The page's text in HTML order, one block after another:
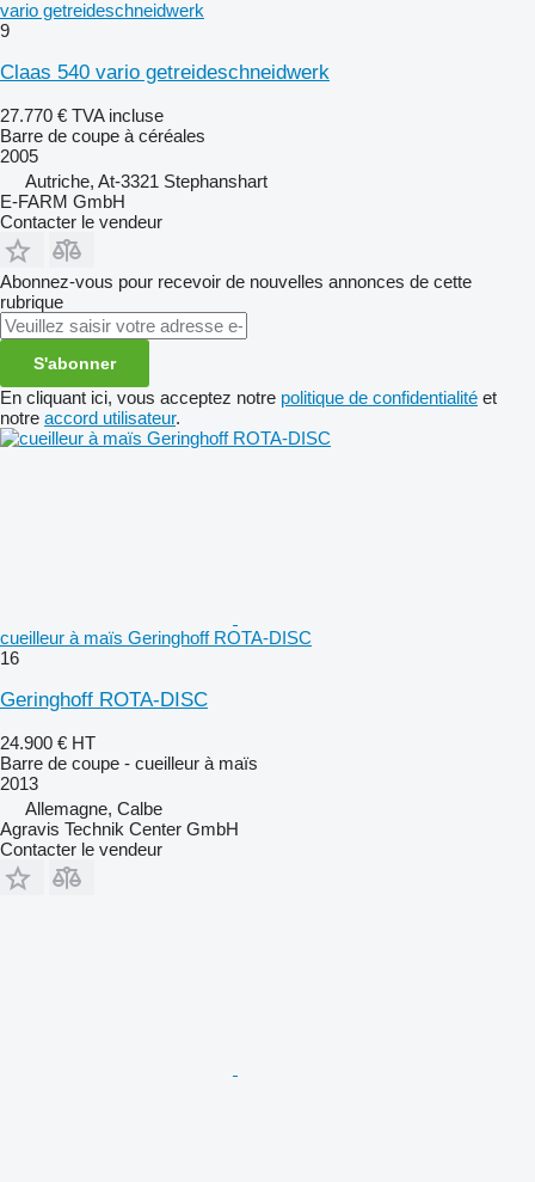
vario getreideschneidwerk
9
Claas 540 vario getreideschneidwerk
27.770 € TVA incluse
Barre de coupe à céréales
2005
Autriche, At-3321 Stephanshart
E-FARM GmbH
Contacter le vendeur
Abonnez-vous pour recevoir de nouvelles annonces de cette
rubrique
S'abonner
En cliquant ici, vous acceptez notre politique de confidentialité et
notre accord utilisateur.
cueilleur à maïs Geringhoff ROTA-DISC
16
Geringhoff ROTA-DISC
24.900 € HT
Barre de coupe - cueilleur à maïs
2013
Allemagne, Calbe
Agravis Technik Center GmbH
Contacter le vendeur